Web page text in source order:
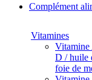
Complément
Vitamines
D / huile
foie de